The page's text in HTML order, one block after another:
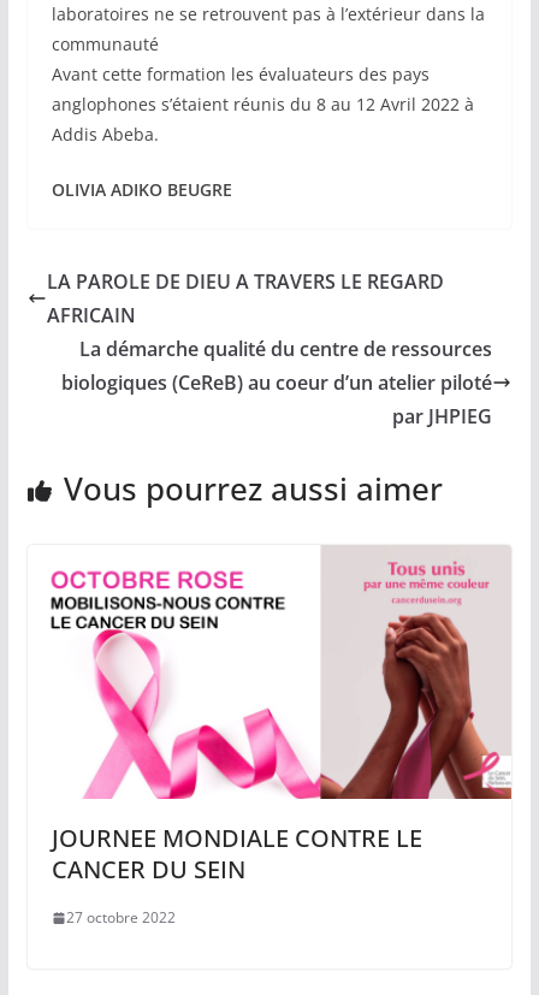
laboratoires ne se retrouvent pas à l’extérieur dans la
communauté
Avant cette formation les évaluateurs des pays
anglophones s’étaient réunis du 8 au 12 Avril 2022 à
Addis Abeba.
OLIVIA ADIKO BEUGRE
LA PAROLE DE DIEU A TRAVERS LE REGARD
AFRICAIN
La démarche qualité du centre de ressources
biologiques (CeReB) au coeur d’un atelier piloté
par JHPIEG
Vous pourrez aussi aimer
JOURNEE MONDIALE CONTRE LE
CANCER DU SEIN
27 octobre 2022